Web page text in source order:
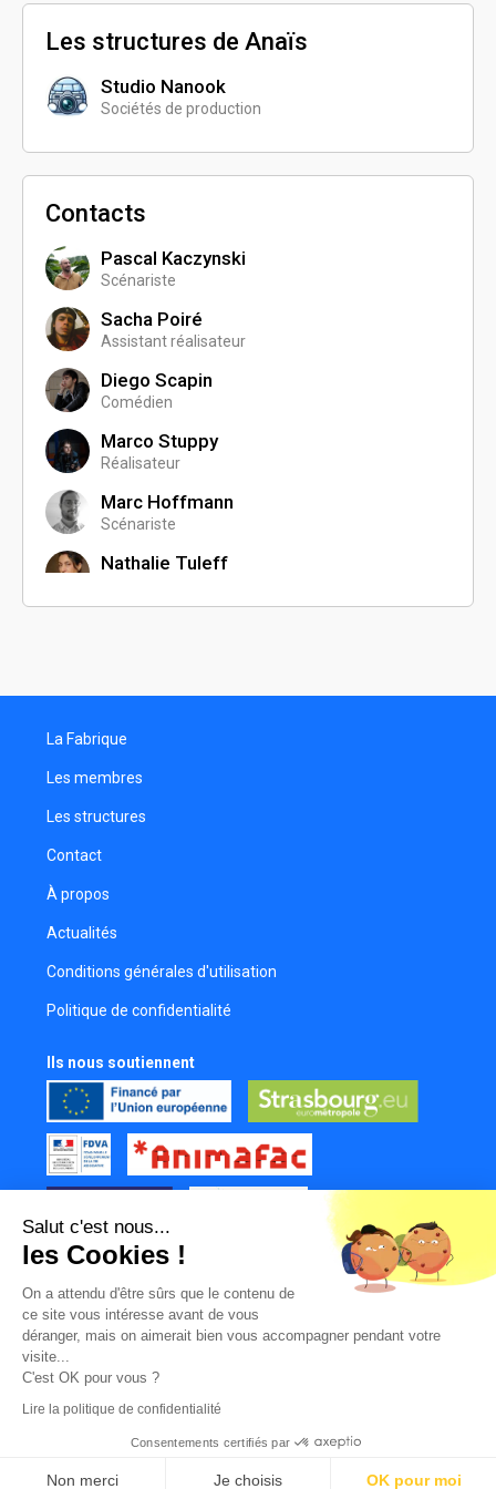
Les structures de Anaïs
Studio Nanook
Sociétés de production
Contacts
Pascal Kaczynski
Scénariste
Sacha Poiré
Assistant réalisateur
Diego Scapin
Comédien
Marco Stuppy
Réalisateur
Marc Hoffmann
Scénariste
Nathalie Tuleff
Vincent Engel
Scénariste
La Fabrique
Les membres
Les structures
Contact
À propos
Actualités
Conditions générales d'utilisation
Politique de confidentialité
Ils nous soutiennent
Tous nos partenaires
Mur des contributeurs
© LabFilms |
Salut c'est nous...
les Cookies !
On a attendu d'être sûrs que le contenu de
ce site vous intéresse avant de vous
déranger, mais on aimerait bien vous accompagner pendant votre
visite...
C'est OK pour vous ?
Lire la politique de confidentialité
Consentements certifiés par
Non merci Je choisis OK pour moi